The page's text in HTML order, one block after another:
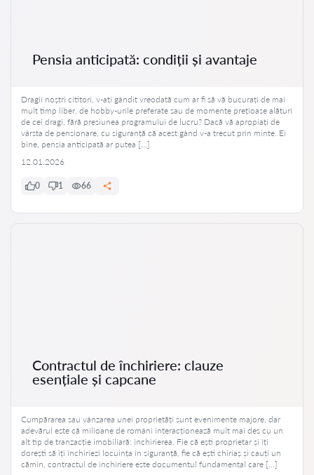
Pensia anticipată: condiții și avantaje
Dragii noștri cititori, v-ați gândit vreodată cum ar fi să vă bucurați de mai
mult timp liber, de hobby-urile preferate sau de momente prețioase alături
de cei dragi, fără presiunea programului de lucru? Dacă vă apropiați de
vârsta de pensionare, cu siguranță că acest gând v-a trecut prin minte. Ei
bine, pensia anticipată ar putea […]
12.01.2026
0 1 66
Contractul de închiriere: clauze
esențiale și capcane
Cumpărarea sau vânzarea unei proprietăți sunt evenimente majore, dar
adevărul este că milioane de români interacționează mult mai des cu un
alt tip de tranzacție imobiliară: închirierea. Fie că ești proprietar și îți
dorești să îți închiriezi locuința în siguranță, fie că ești chiriaș și cauți un
cămin, contractul de închiriere este documentul fundamental care […]